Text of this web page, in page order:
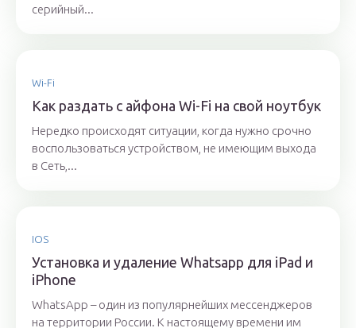
серийный...
Wi-Fi
Как раздать с айфона Wi-Fi на свой ноутбук
Нередко происходят ситуации, когда нужно срочно
воспользоваться устройством, не имеющим выхода
в Сеть,...
IOS
Установка и удаление Whatsapp для iPad и
iPhone
WhatsApp – один из популярнейших мессенджеров
на территории России. К настоящему времени им